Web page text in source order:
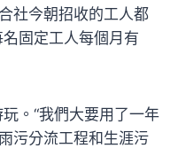
社今朝招收的工人都
固定工人每個月有
。“我們大要用了一年
污分流工程和生涯污